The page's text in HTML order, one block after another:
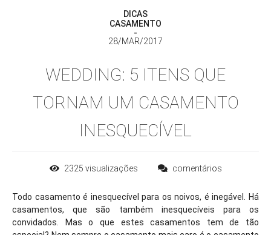
DICAS
CASAMENTO
28/MAR/2017
WEDDING: 5 ITENS QUE
TORNAM UM CASAMENTO
INESQUECÍVEL
2325 visualizações comentários
Todo casamento é inesquecível para os noivos, é inegável. Há
casamentos, que são também inesquecíveis para os
convidados. Mas o que estes casamentos tem de tão